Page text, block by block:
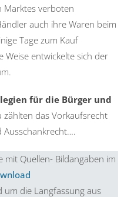
Marktes verboten
auch ihre Waren beim
Tage zum Kauf
Weise entwickelte sich der
für die Bürger und
zählten das Vorkaufsrecht
mit Quellen- Bildangaben im
um die Langfassung aus